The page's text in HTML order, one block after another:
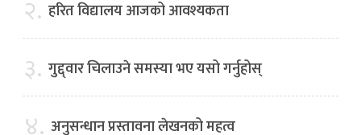
२. हरित विद्यालय आजको आवश्यकता
३. गुद्द्वार चिलाउने समस्या भए यसो गर्नुहोस्
४. अनुसन्धान प्रस्तावना लेखनको महत्व